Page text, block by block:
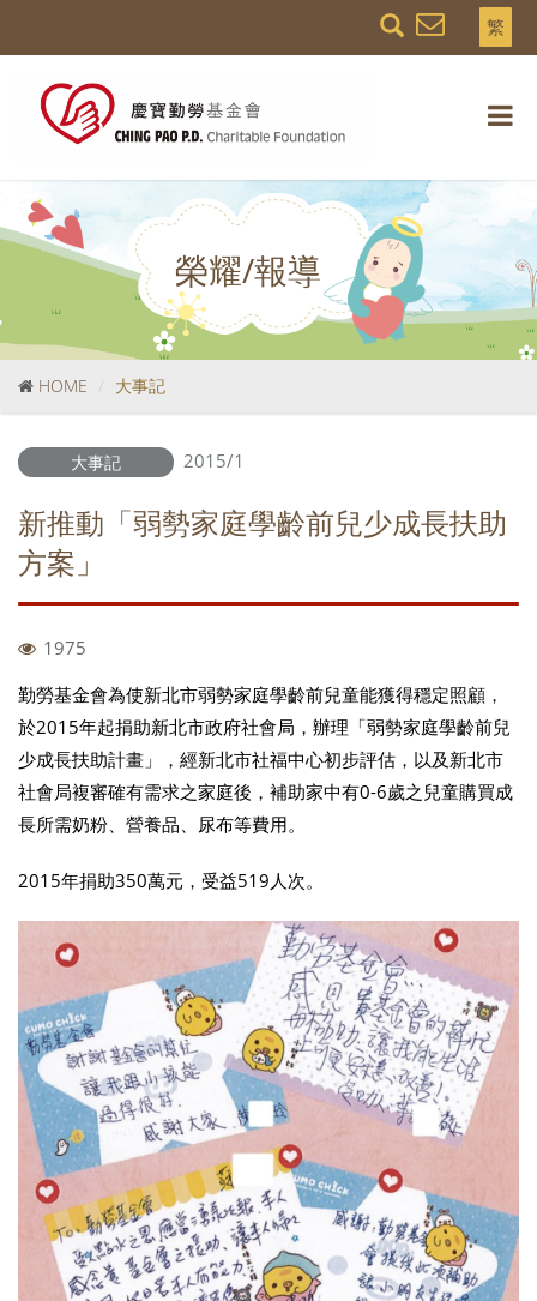
繁
榮耀/報導
HOME 大事記
大事記 2015/1
新推動「弱勢家庭學齡前兒少成長扶助
方案」
1975
勤勞基金會為使新北市弱勢家庭學齡前兒童能獲得穩定照顧，
於2015年起捐助新北市政府社會局，辦理「弱勢家庭學齡前兒
少成長扶助計畫」，經新北市社福中心初步評估，以及新北市
社會局複審確有需求之家庭後，補助家中有0-6歲之兒童購買成
長所需奶粉、營養品、尿布等費用。
2015年捐助350萬元，受益519人次。